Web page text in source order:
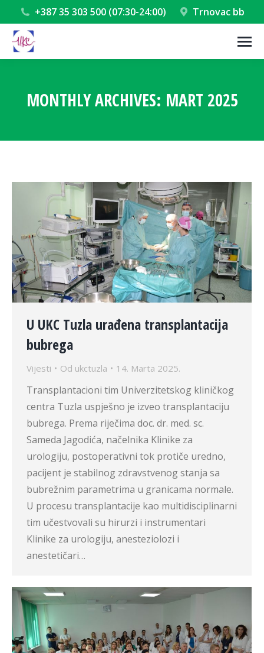
+387 35 303 500 (07:30-24:00) Trnovac bb
MONTHLY ARCHIVES: MART 2025
U UKC Tuzla urađena transplantacija
bubrega
Vijesti Od ukctuzla 14. Marta 2025.
Transplantacioni tim Univerzitetskog kliničkog
centra Tuzla uspješno je izveo transplantaciju
bubrega. Prema riječima doc. dr. med. sc.
Sameda Jagodića, načelnika Klinike za
urologiju, postoperativni tok protiče uredno,
pacijent je stabilnog zdravstvenog stanja sa
bubrežnim parametrima u granicama normale.
U procesu transplantacije kao multidisciplinarni
tim učestvovali su hirurzi i instrumentari
Klinike za urologiju, anesteziolozi i
anestetičari…